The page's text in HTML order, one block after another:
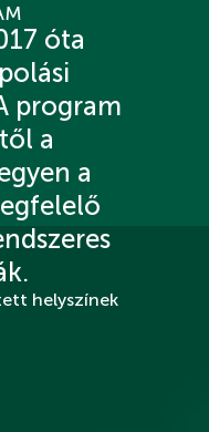
óta
program
a
a
helyszínek